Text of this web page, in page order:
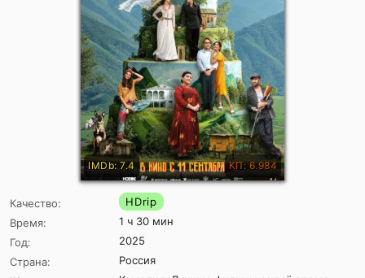
IMDb: 7.4 КП: 6.984
Качество:
HDrip
Время:
1 ч 30 мин
Год:
2025
Страна:
Россия